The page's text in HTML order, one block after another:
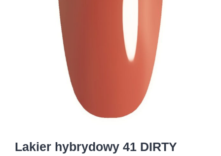
Lakier hybrydowy 41 DIRTY